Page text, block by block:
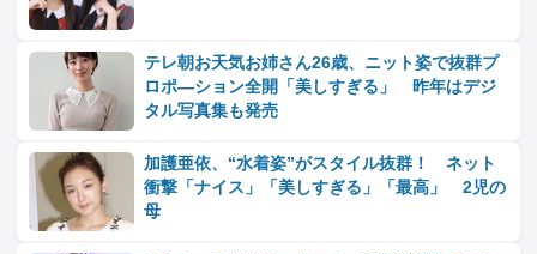
テレ朝お天気お姉さん26歳、ニット姿で抜群プ
ロポ―ション全開「美しすぎる」 昨年はデジ
タル写真集も発売
加護亜依、“水着姿”がスタイル抜群！ ネット
衝撃「ナイス」「美しすぎる」「最高」 2児の
母